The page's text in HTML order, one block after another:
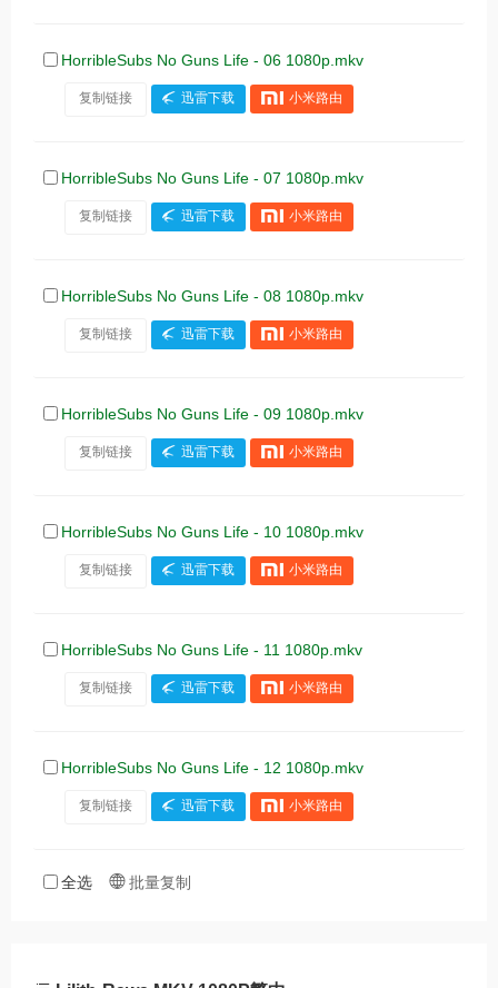
HorribleSubs No Guns Life - 06 1080p.mkv
复制链接 迅雷下载 小米路由
HorribleSubs No Guns Life - 07 1080p.mkv
复制链接 迅雷下载 小米路由
HorribleSubs No Guns Life - 08 1080p.mkv
复制链接 迅雷下载 小米路由
HorribleSubs No Guns Life - 09 1080p.mkv
复制链接 迅雷下载 小米路由
HorribleSubs No Guns Life - 10 1080p.mkv
复制链接 迅雷下载 小米路由
HorribleSubs No Guns Life - 11 1080p.mkv
复制链接 迅雷下载 小米路由
HorribleSubs No Guns Life - 12 1080p.mkv
复制链接 迅雷下载 小米路由
全选 批量复制